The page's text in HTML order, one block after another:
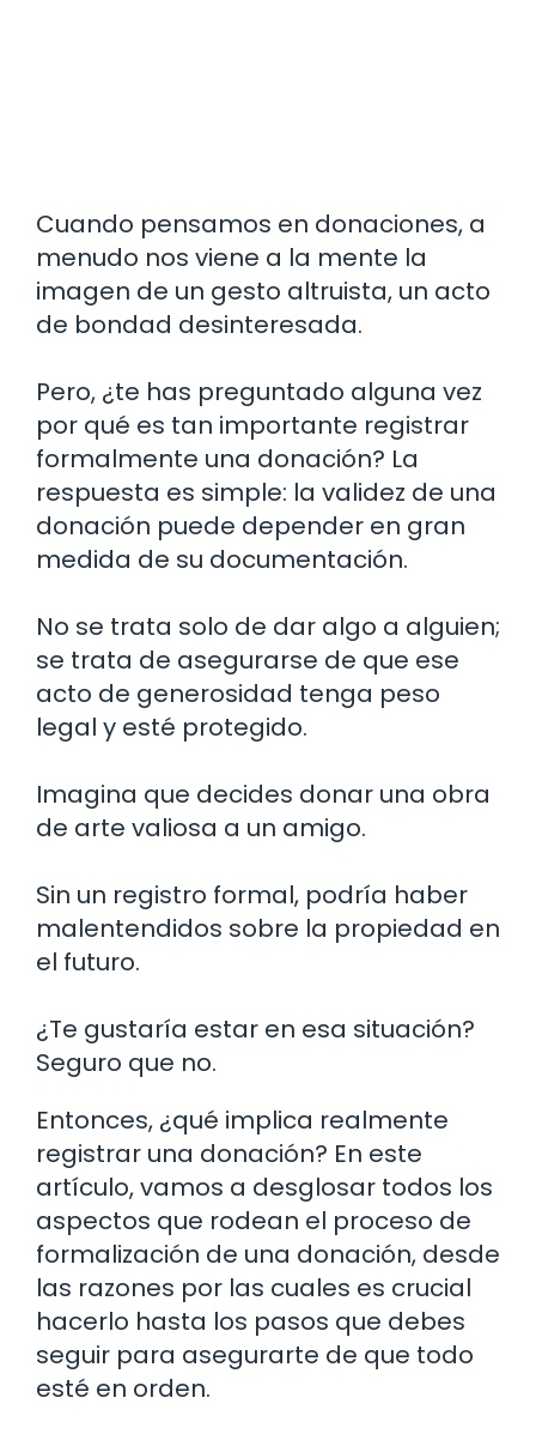
Cuando pensamos en donaciones, a
menudo nos viene a la mente la
imagen de un gesto altruista, un acto
de bondad desinteresada.
Pero, ¿te has preguntado alguna vez
por qué es tan importante registrar
formalmente una donación? La
respuesta es simple: la validez de una
donación puede depender en gran
medida de su documentación.
No se trata solo de dar algo a alguien;
se trata de asegurarse de que ese
acto de generosidad tenga peso
legal y esté protegido.
Imagina que decides donar una obra
de arte valiosa a un amigo.
Sin un registro formal, podría haber
malentendidos sobre la propiedad en
el futuro.
¿Te gustaría estar en esa situación?
Seguro que no.
Entonces, ¿qué implica realmente
registrar una donación? En este
artículo, vamos a desglosar todos los
aspectos que rodean el proceso de
formalización de una donación, desde
las razones por las cuales es crucial
hacerlo hasta los pasos que debes
seguir para asegurarte de que todo
esté en orden.